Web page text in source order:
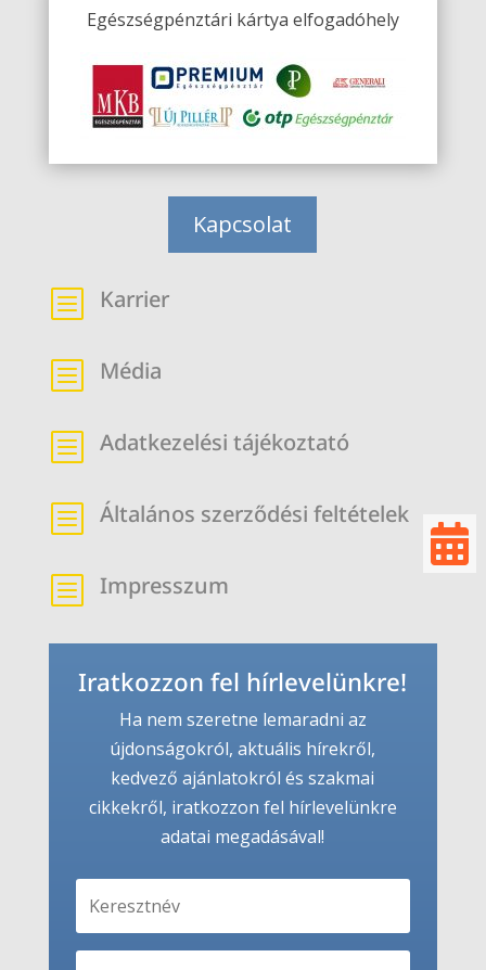
Egészségpénztári kártya elfogadóhely
Kapcsolat
b Karrier
b Média
b Adatkezelési tájékoztató
b Általános szerződési feltételek
b Impresszum
Iratkozzon fel hírlevelünkre!
Ha nem szeretne lemaradni az
újdonságokról, aktuális hírekről,
kedvező ajánlatokról és szakmai
cikkekről, iratkozzon fel hírlevelünkre
adatai megadásával!
